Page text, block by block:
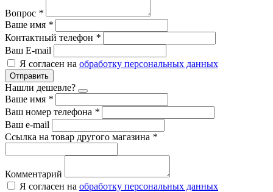
Вопрос *
Ваше имя *
Контактный телефон *
Ваш E-mail
Я согласен на обработку персональных данных
Отправить
Нашли дешевле?
Ваше имя *
Ваш номер телефона *
Ваш e-mail
Ссылка на товар другого магазина *
Комментарий
Я согласен на обработку персональных данных